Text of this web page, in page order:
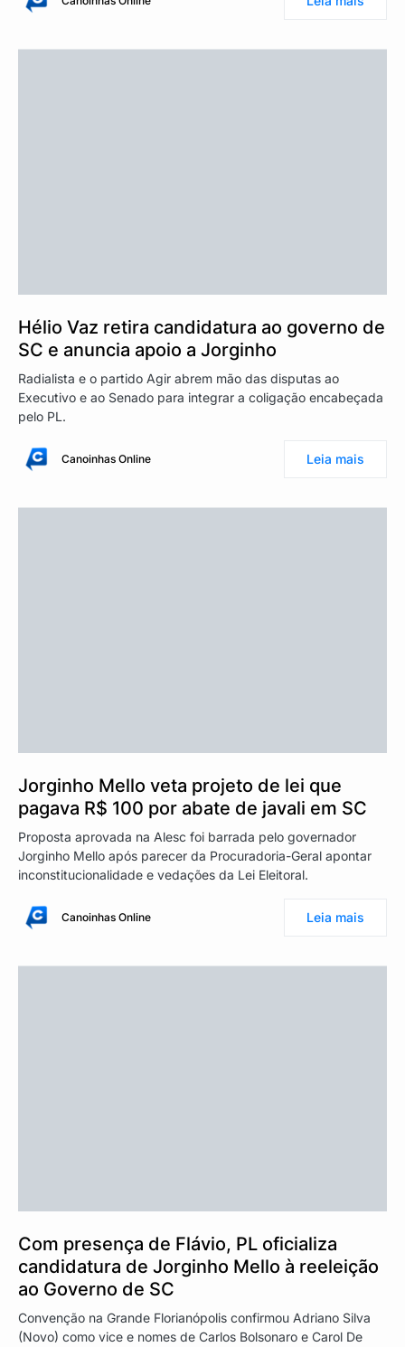
Hélio Vaz retira candidatura ao governo de
SC e anuncia apoio a Jorginho
Radialista e o partido Agir abrem mão das disputas ao
Executivo e ao Senado para integrar a coligação encabeçada
pelo PL.
Canoinhas Online Leia mais
Jorginho Mello veta projeto de lei que
pagava R$ 100 por abate de javali em SC
Proposta aprovada na Alesc foi barrada pelo governador
Jorginho Mello após parecer da Procuradoria-Geral apontar
inconstitucionalidade e vedações da Lei Eleitoral.
Canoinhas Online Leia mais
Com presença de Flávio, PL oficializa
candidatura de Jorginho Mello à reeleição
ao Governo de SC
Convenção na Grande Florianópolis confirmou Adriano Silva
(Novo) como vice e nomes de Carlos Bolsonaro e Carol De